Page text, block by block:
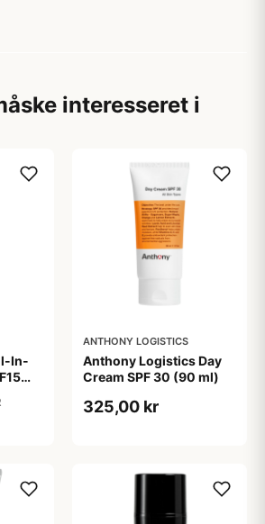
interesseret i
In-
ANTHONY LOGISTICS
Anthony Logistics Day
Cream SPF 30 (90 ml)
325,00 kr